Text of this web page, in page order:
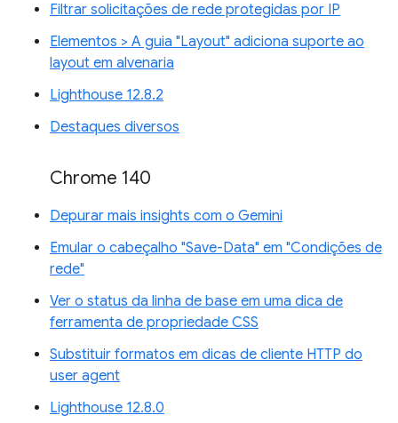
Filtrar solicitações de rede protegidas por IP
Elementos > A guia "Layout" adiciona suporte ao
layout em alvenaria
Lighthouse 12.8.2
Destaques diversos
Chrome 140
Depurar mais insights com o Gemini
Emular o cabeçalho "Save-Data" em "Condições de
rede"
Ver o status da linha de base em uma dica de
ferramenta de propriedade CSS
Substituir formatos em dicas de cliente HTTP do
user agent
Lighthouse 12.8.0